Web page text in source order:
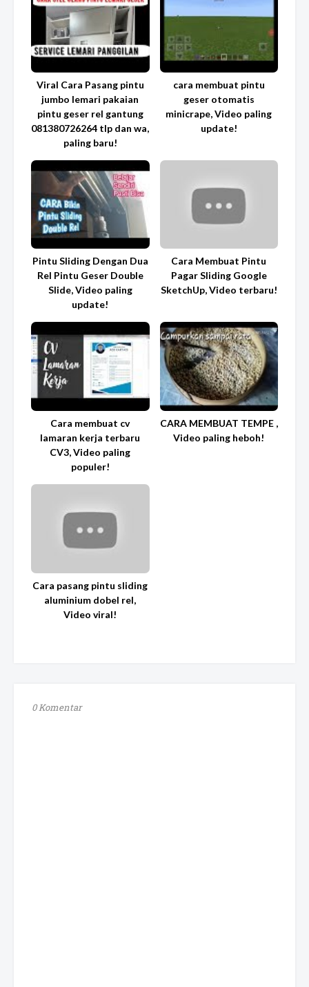
Viral Cara Pasang pintu
jumbo lemari pakaian
pintu geser rel gantung
081380726264 tlp dan wa,
paling baru!
cara membuat pintu
geser otomatis
minicrape, Video paling
update!
Pintu Sliding Dengan Dua
Rel Pintu Geser Double
Slide, Video paling
update!
Cara Membuat Pintu
Pagar Sliding Google
SketchUp, Video terbaru!
Cara membuat cv
lamaran kerja terbaru
CV3, Video paling
populer!
CARA MEMBUAT TEMPE ,
Video paling heboh!
Cara pasang pintu sliding
aluminium dobel rel,
Video viral!
0 Komentar